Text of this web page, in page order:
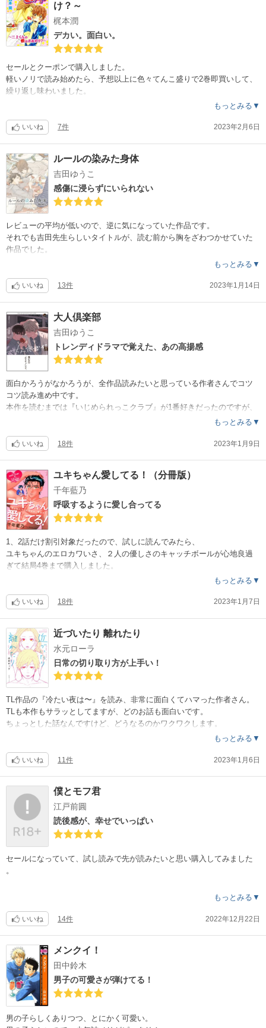
1巻無料で読めて、クーポン利用もできるので
是非試し読みしてみて欲しいです。
脳と心に、結構ズンと来ました。
け？～
梶本潤
デカい。面白い。
セールとクーポンで購入しました。
軽いノリで読み始めたら、予想以上に色々てんこ盛りで2巻即買いして、
繰り返し味わいました。
でかい。カワイイ。面白い。エロい。
読み放題対象でもありますね。
健気＆溺愛で安心して読める娯楽感。
リアルでギリギリなデカさと、ほぼ無修正。
何だか得した気持ちです。
もっとみる▼
いいね 7件 2023年2月6日
ルールの染みた身体
吉田ゆうこ
感傷に浸らずにいられない
レビューの平均が低いので、逆に気になっていた作品です。
それでも吉田先生らしいタイトルが、読む前から胸をざわつかせていた
作品でした。
恋愛未満なストーリーが多いです。
彼らから吐き出される一言の純度が高くて、1話毎に胸がいっぱい。
その一言に触れたくて、何度も読み返してしまいました。
特に描き下ろしの『少女、35歳』。
タイトルで女装の話かな？と思ってしまったんですが、
とんでもない作品でした。
あまりの上手さに、ちょっと軽くショックでした。
これ以外のタイトルは、あり得ないですね…。
こんな作品を描けるのは吉田先生だけで、
そんな吉田先生にとことん惚れ直した1冊でした。
もっとみる▼
いいね 13件 2023年1月14日
大人倶楽部
吉田ゆうこ
トレンディドラマで覚えた、あの高揚感
面白かろうがなかろうが、全作品読みたいと思っている作者さんでコツ
コツ読み進め中です。
本作を読むまでは『いじめられっこクラブ』が1番好きだったのですが、
両作品共に心を掴まれたのはそのトレンディ感で、
読み始めから印象がジワジワ変わってくる作品で、
「大人倶楽部」という怪しいネーミングも、読後には違う意味が込めら
れていたんだと、感慨深くなります。
細かい部分で突っ込みたくなるのは、まさにトレンディドラマのそれで
、しかしそんなモヤモヤすらすっ飛んで行ってしまう高揚感に、懐かし
いあの頃の感覚が蘇った様でした。
本作もクーポンで読めたので、定価で迷っていた方は是非この機会にと
思います。
もっとみる▼
いいね 18件 2023年1月9日
ユキちゃん愛してる！（分冊版）
千年藍乃
呼吸するように愛し合ってる
1、2話だけ割引対象だったので、試しに読んでみたら、
ユキちゃんのエロカワいさ、２人の優しさのキャッチボールが心地良過
ぎて結局4巻まで購入しました。
体の交わりもそういった気持ちから派生するものだなと感じました。
ユキちゃんのプリプリ具合がジューシーで美味しそうなので、ガチムチ
好きな方にはたまらんと思います。
もっとみる▼
いいね 18件 2023年1月7日
近づいたり 離れたり
水元ローラ
日常の切り取り方が上手い！
TL作品の『冷たい夜は〜』を読み、非常に面白くてハマった作者さん。
TLも本作もサラッとしてますが、どのお話も面白いです。
ちょっとした話なんですけど、どうなるのかワクワクします。
TL何作か読むと、似たパターン（男子のキャラとか）が多いと気付くの
TLにしなくても良い位いやらしくないですが、でもいやらしくてドキド
色々読んだ中で、今のところ本作が１番好きです。
名前にまつわる、ショートストーリーです。
自分の実体験とは重ならなくても、そんなことあったかの様にすごく共
感できて心に残りました。
と切なさみたいな気持ちが積み重なって行きました。
もっとみる▼
いいね 11件 2023年1月6日
僕とモフ君
江戸前圓
読後感が、幸せでいっぱい
セールになっていて、試し読みで先が読みたいと思い購入してみました
。
他の方々のレビューで感動したり泣いたりとあり、そうなの？！と思い
面白いし、思いの外深い部分を掘り下げて行く展開で、ずるずる吸い込
した。
無理に泣かせようとせずサラッと読ませてくれて、賢くて色々センスの
ある作者さんだと感じました。
上手い人が雑に描いている様な絵も好きです。
続編『僕たちの初めて』まで読ませて頂き、何だかんだで、とても感動
しました。
もっとみる▼
いいね 14件 2022年12月22日
メンクイ！
田中鈴木
男子の可愛さが弾けてる！
男の子らしくありつつ、とにかく可愛い。